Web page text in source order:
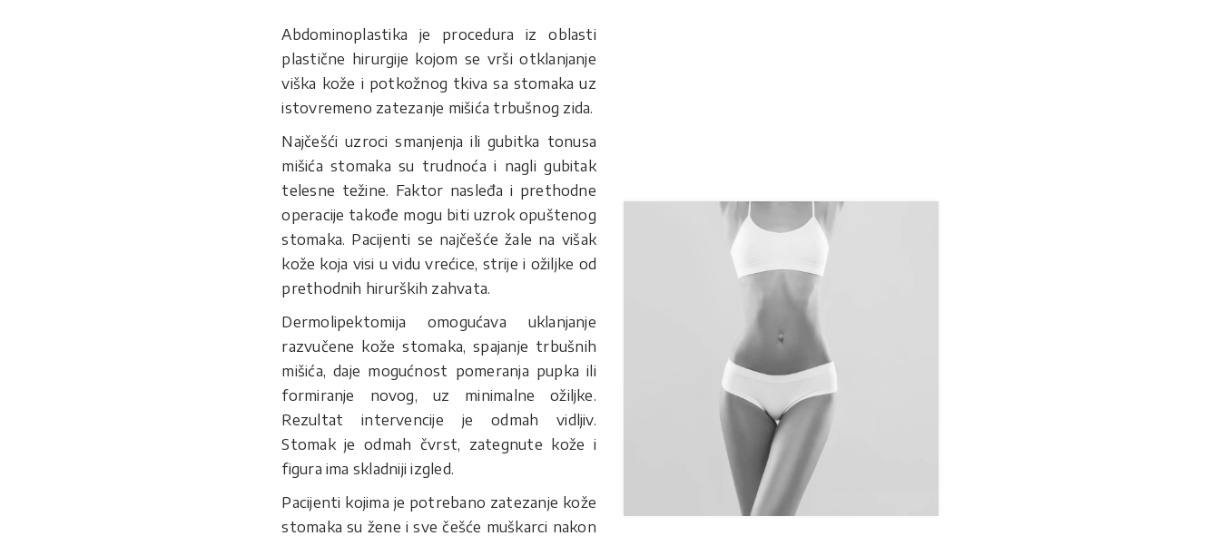
Abdominoplastika je procedura iz oblasti
plastične hirurgije kojom se vrši otklanjanje
viška kože i potkožnog tkiva sa stomaka uz
istovremeno zatezanje mišića trbušnog zida.
Najčešći uzroci smanjenja ili gubitka tonusa
mišića stomaka su trudnoća i nagli gubitak
telesne težine. Faktor nasleđa i prethodne
operacije takođe mogu biti uzrok opuštenog
stomaka. Pacijenti se najčešće žale na višak
kože koja visi u vidu vrećice, strije i ožiljke od
prethodnih hirurških zahvata.
Dermolipektomija omogućava uklanjanje
razvučene kože stomaka, spajanje trbušnih
mišića, daje mogućnost pomeranja pupka ili
formiranje novog, uz minimalne ožiljke.
Rezultat intervencije je odmah vidljiv.
Stomak je odmah čvrst, zategnute kože i
figura ima skladniji izgled.
Pacijenti kojima je potrebano zatezanje kože
stomaka su žene i sve češće muškarci nakon